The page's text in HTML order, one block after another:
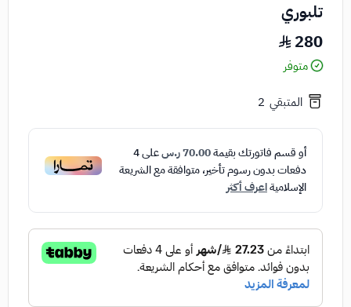
تلبوري
280
متوفر
المتبقي 2
أو قسم فاتورتك بقيمة70.00 ر.س على4
دفعات بدون رسوم تأخير، متوافقة مع الشريعة
الإسلاميةاعرف أكثر